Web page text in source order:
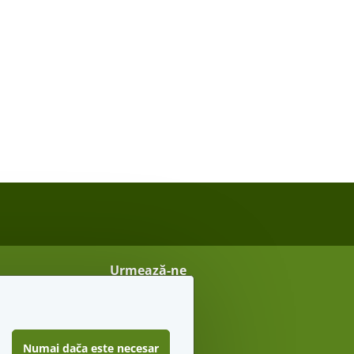
Urmează-ne
Vreau sfaturi secrete
Numai dača este necesar